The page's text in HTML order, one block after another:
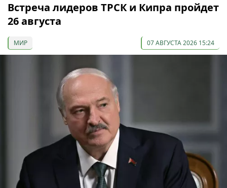
Встреча лидеров ТРСК и Кипра пройдет
26 августа
МИР 07 АВГУСТА 2026 15:24